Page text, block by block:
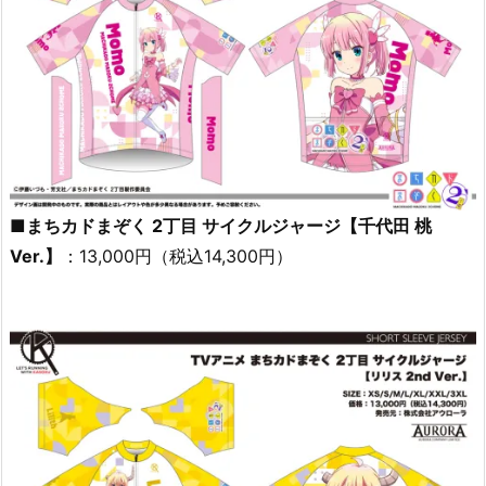
■まちカドまぞく 2丁目 サイクルジャージ【千代田 桃
Ver.】
：13,000円（税込14,300円）